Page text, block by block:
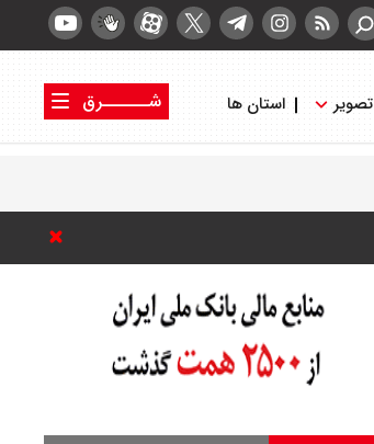
تصویر استان ها
شــــــرق